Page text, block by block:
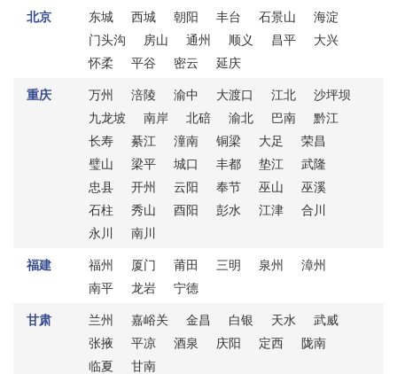
北京 东城 西城 朝阳 丰台 石景山
海淀
门头沟
房山 通州 顺义 昌平
大兴
怀柔
平谷 密云
延庆
重庆
万州 涪陵 渝中 大渡口 江北
沙坪坝
九龙坡
南岸 北碚 渝北 巴南
黔江
长寿
綦江 潼南 铜梁 大足
荣昌
璧山
梁平 城口 丰都 垫江
武隆
忠县
开州 云阳 奉节 巫山
巫溪
石柱
秀山 酉阳 彭水 江津
合川
永川
南川
福建
福州 厦门 莆田 三明 泉州
漳州
南平
龙岩
宁德
甘肃
兰州 嘉峪关 金昌 白银 天水
武威
张掖
平凉 酒泉 庆阳 定西
陇南
临夏
甘南